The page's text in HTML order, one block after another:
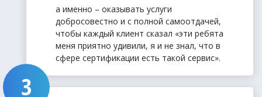
а именно – оказывать услуги
добросовестно и с полной самоотдачей,
чтобы каждый клиент сказал «эти ребята
меня приятно удивили, я и не знал, что в
сфере сертификации есть такой сервис».